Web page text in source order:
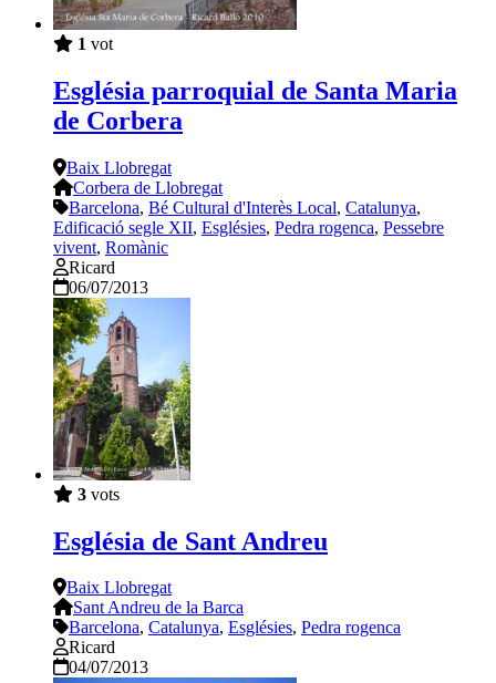
1 vot
Església parroquial de Santa Maria
de Corbera
Baix Llobregat
Corbera de Llobregat
Barcelona, Bé Cultural d'Interès Local, Catalunya,
Edificació segle XII, Esglésies, Pedra rogenca, Pessebre
vivent, Romànic
Ricard
06/07/2013
3 vots
Església de Sant Andreu
Baix Llobregat
Sant Andreu de la Barca
Barcelona, Catalunya, Esglésies, Pedra rogenca
Ricard
04/07/2013